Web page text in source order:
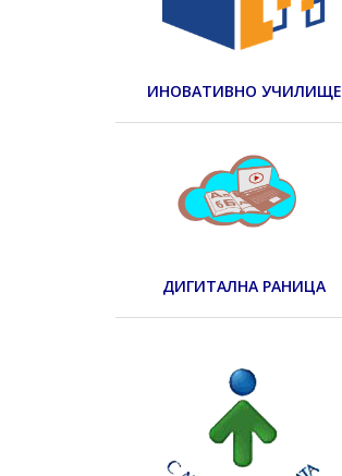
ИНОВАТИВНО УЧИЛИЩЕ
ДИГИТАЛНА РАНИЦА